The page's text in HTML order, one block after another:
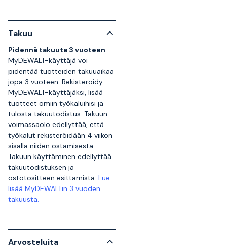
Takuu
Pidennä takuuta 3 vuoteen
MyDEWALT-käyttäjä voi
pidentää tuotteiden takuuaikaa
jopa 3 vuoteen. Rekisteröidy
MyDEWALT-käyttäjäksi, lisää
tuotteet omiin työkaluihisi ja
tulosta takuutodistus. Takuun
voimassaolo edellyttää, että
työkalut rekisteröidään 4 viikon
sisällä niiden ostamisesta.
Takuun käyttäminen edellyttää
takuutodistuksen ja
ostotositteen esittämistä. Lue
lisää MyDEWALTin 3 vuoden
takuusta.
Arvosteluita